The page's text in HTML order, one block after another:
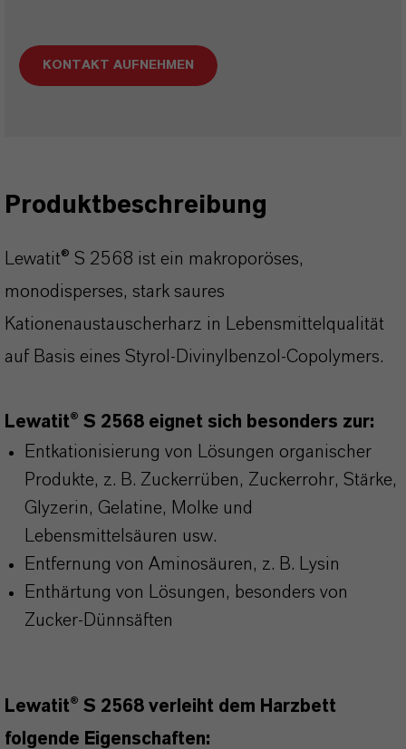
KONTAKT AUFNEHMEN
Produktbeschreibung
Lewatit® S 2568 ist ein makroporöses,
monodisperses, stark saures
Kationenaustauscherharz in Lebensmittelqualität
auf Basis eines Styrol-Divinylbenzol-Copolymers.
Lewatit® S 2568 eignet sich besonders zur:
Entkationisierung von Lösungen organischer
Produkte, z. B. Zuckerrüben, Zuckerrohr, Stärke,
Glyzerin, Gelatine, Molke und
Lebensmittelsäuren usw.
Entfernung von Aminosäuren, z. B. Lysin
Enthärtung von Lösungen, besonders von
Zucker-Dünnsäften
Lewatit® S 2568 verleiht dem Harzbett
folgende Eigenschaften: